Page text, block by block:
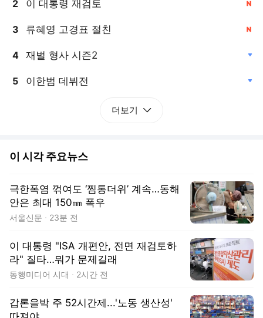
2 이 대통령 재검토
3 류혜영 고경표 절친
4 재벌 형사 시즌2
5 이한범 데뷔전
더보기
이 시각 주요뉴스
극한폭염 꺾여도 ‘찜통더위’ 계속…동해
안은 최대 150㎜ 폭우
서울신문 23분 전
이 대통령 "ISA 개편안, 전면 재검토하
라" 질타…뭐가 문제길래
동행미디어 시대 2시간 전
갑론을박 주 52시간제...'노동 생산성'